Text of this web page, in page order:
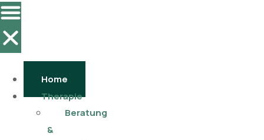
Home
Therapie
Beratung
&